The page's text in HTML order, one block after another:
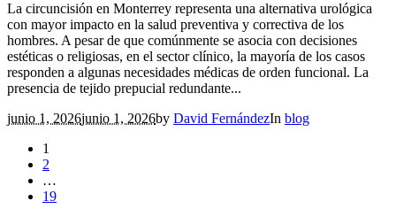
La circuncisión en Monterrey representa una alternativa urológica
con mayor impacto en la salud preventiva y correctiva de los
hombres. A pesar de que comúnmente se asocia con decisiones
estéticas o religiosas, en el sector clínico, la mayoría de los casos
responden a algunas necesidades médicas de orden funcional. La
presencia de tejido prepucial redundante...
junio 1, 2026junio 1, 2026by David FernándezIn blog
1
2
…
19